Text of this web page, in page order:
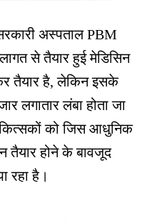
अस्पताल PBM
से तैयार हुई मेडिसिन
तैयार है, लेकिन इसके
लगातार लंबा होता जा
को जिस आधुनिक
तैयार होने के बावजूद
रहा है।